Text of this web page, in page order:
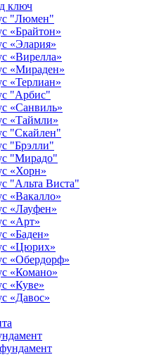
ключ
"Люмен"
«Брайтон»
«Элария»
«Вирелла»
«Мираден»
«Терлиан»
"Арбис"
«Санвиль»
«Таймли»
"Скайлен"
"Брэлли"
"Мирадо"
«Хорн»
"Альта Виста"
«Вакалло»
«Лауфен»
«Арт»
«Баден»
«Цюрих»
«Обердорф»
«Комано»
«Куве»
«Давос»